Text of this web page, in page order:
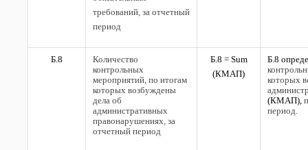
требований, за отчетный
период
Б.8
Количество
контрольных
мероприятий, по итогам
которых возбуждены
дела об
административных
правонарушениях, за
отчетный период
Б.8 = Sum
(КМАП)
Б.8
которых
(КМАП),
период.